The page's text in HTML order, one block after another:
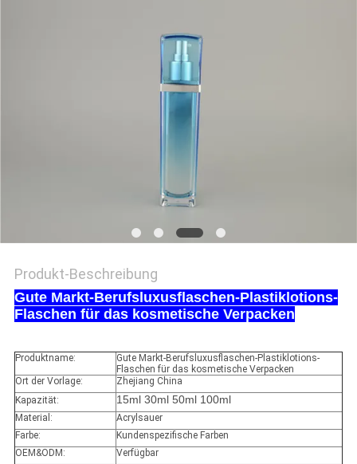
Produkt-Beschreibung
Gute Markt-Berufsluxusflaschen-Plastiklotions-
Flaschen für das kosmetische Verpacken
Produktname:
Gute Markt-Berufsluxusflaschen-Plastiklotions-
Flaschen für das kosmetische Verpacken
Ort der Vorlage:
Zhejiang China
Kapazität:
15ml 30ml 50ml 100ml
Material:
Acrylsauer
Farbe:
Kundenspezifische Farben
OEM&ODM:
Verfügbar